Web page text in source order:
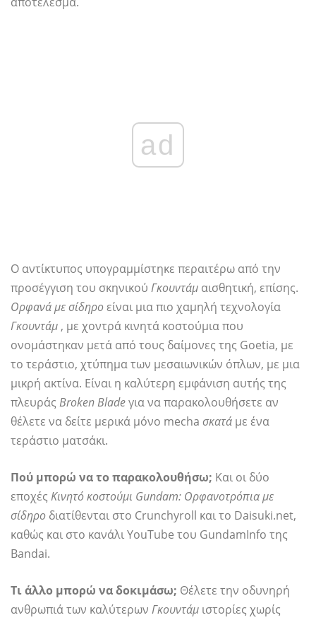
ad
Ο αντίκτυπος υπογραμμίστηκε περαιτέρω από την
προσέγγιση του σκηνικού Γκουντάμ αισθητική, επίσης.
Ορφανά με σίδηροείναι μια πιο χαμηλή τεχνολογία
Γκουντάμ , με χοντρά κινητά κοστούμια που
ονομάστηκαν μετά από τους δαίμονες της Goetia, με
το τεράστιο, χτύπημα των μεσαιωνικών όπλων, με μια
μικρή ακτίνα. Είναι η καλύτερη εμφάνιση αυτής της
πλευράς Broken Bladeγια να παρακολουθήσετε αν
θέλετε να δείτε μερικά μόνο mecha σκατά με ένα
τεράστιο ματσάκι.
Πού μπορώ να το παρακολουθήσω; Και οι δύο
εποχές Κινητό κοστούμι Gundam: Ορφανοτρόπια με
σίδηρο διατίθενται στο Crunchyroll και το Daisuki.net,
καθώς και στο κανάλι YouTube του GundamInfo της
Bandai.
Τι άλλο μπορώ να δοκιμάσω; Θέλετε την οδυνηρή
ανθρωπιά των καλύτερων Γκουντάμ ιστορίες χωρίς